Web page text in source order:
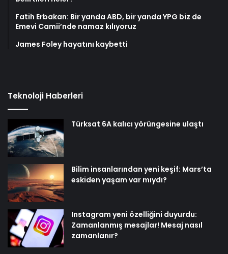
Fatih Erbakan: Bir yanda ABD, bir yanda YPG biz de
Emevi Camii’nde namaz kılıyoruz
James Foley hayatını kaybetti
Teknoloji Haberleri
Türksat 6A kalıcı yörüngesine ulaştı
Bilim insanlarından yeni keşif: Mars’ta
eskiden yaşam var mıydı?
Instagram yeni özelliğini duyurdu:
Zamanlanmış mesajlar! Mesaj nasıl
zamanlanır?